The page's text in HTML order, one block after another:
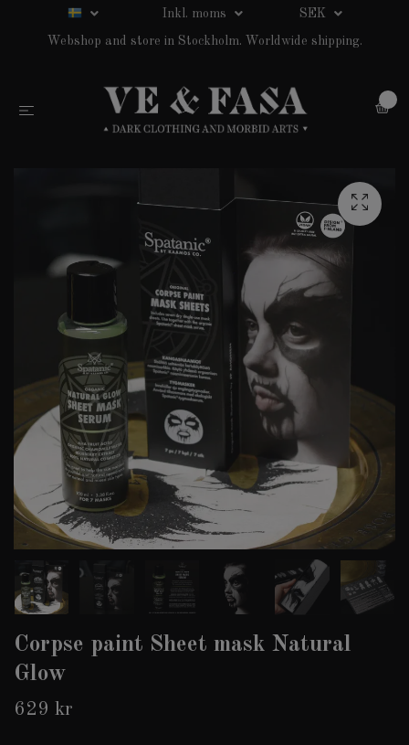
Inkl. moms SEK
Webshop and store in Stockholm. Worldwide shipping.
Corpse paint Sheet mask Natural
Glow
629 kr